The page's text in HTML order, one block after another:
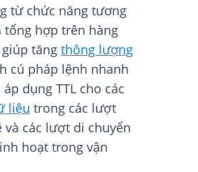
từ chức năng tương
tổng hợp trên hàng
tăng thông lượng
cú pháp lệnh nhanh
dụng TTL cho các
liệu trong các lượt
các lượt di chuyển
hoạt trong vận